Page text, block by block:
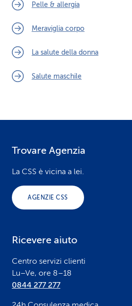
Pelle & allergia
Meraviglia corpo
La salute della donna
Salute maschile
Trovare Agenzia
La CSS è vicina a lei.
AGENZIE CSS
Ricevere aiuto
Centro servizi clienti
Lu–Ve, ore 8–18
0844 277 277